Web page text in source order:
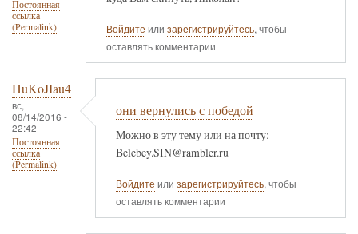
Постоянная
ссылка
(Permalink)
Войдите или зарегистрируйтесь, чтобы
оставлять комментарии
HuKoJIau4
вс,
08/14/2016 -
22:42
Постоянная
ссылка
(Permalink)
они вернулись с победой
Можно в эту тему или на почту:
Belebey.SIN@rambler.ru
Войдите или зарегистрируйтесь, чтобы
оставлять комментарии